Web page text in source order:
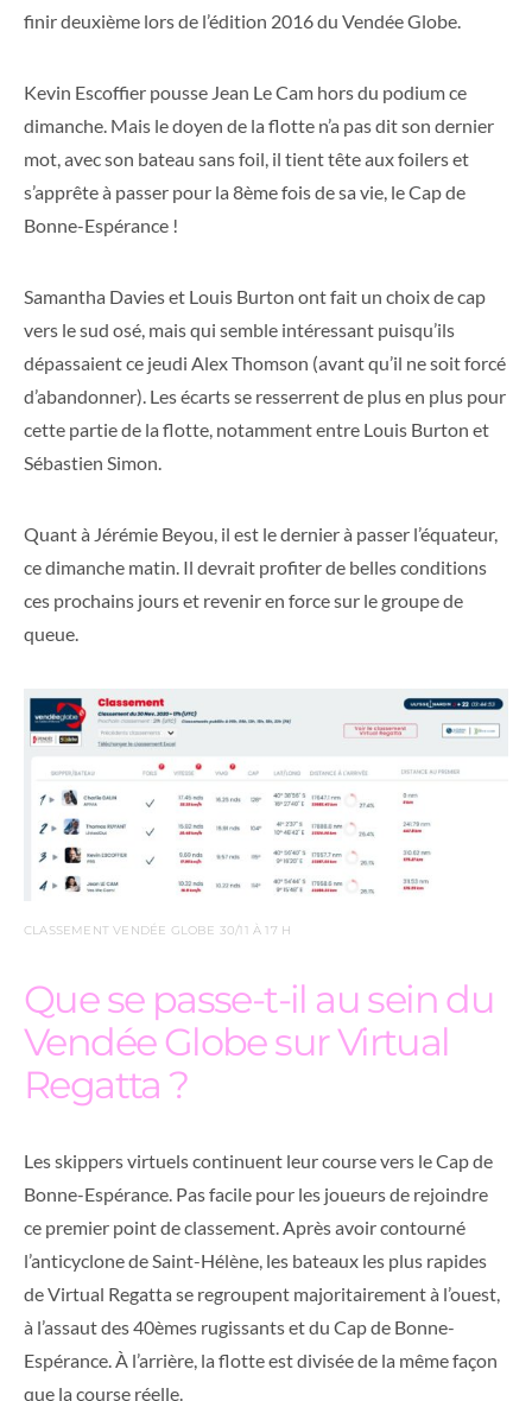
finir deuxième lors de l’édition 2016 du Vendée Globe.
Kevin Escoffier pousse Jean Le Cam hors du podium ce
dimanche. Mais le doyen de la flotte n’a pas dit son dernier
mot, avec son bateau sans foil, il tient tête aux foilers et
s’apprête à passer pour la 8ème fois de sa vie, le Cap de
Bonne-Espérance !
Samantha Davies et Louis Burton ont fait un choix de cap
vers le sud osé, mais qui semble intéressant puisqu’ils
dépassaient ce jeudi Alex Thomson (avant qu’il ne soit forcé
d’abandonner). Les écarts se resserrent de plus en plus pour
cette partie de la flotte, notamment entre Louis Burton et
Sébastien Simon.
Quant à Jérémie Beyou, il est le dernier à passer l’équateur,
ce dimanche matin. Il devrait profiter de belles conditions
ces prochains jours et revenir en force sur le groupe de
queue.
CLASSEMENT VENDÉE GLOBE 30/11 À 17 H
Que se passe-t-il au sein du
Vendée Globe sur Virtual
Regatta ?
Les skippers virtuels continuent leur course vers le Cap de
Bonne-Espérance. Pas facile pour les joueurs de rejoindre
ce premier point de classement. Après avoir contourné
l’anticyclone de Saint-Hélène, les bateaux les plus rapides
de Virtual Regatta se regroupent majoritairement à l’ouest,
à l’assaut des 40èmes rugissants et du Cap de Bonne-
Espérance. À l’arrière, la flotte est divisée de la même façon
que la course réelle.